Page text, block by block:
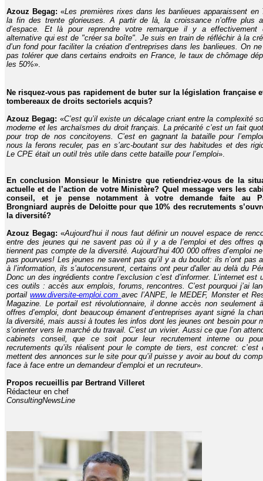
Azouz Begag:«Les premières rixes dans les banlieues apparaissent en
la fin des trente glorieuses. A partir de là, la croissance n’offre plus
d’espace. Et là pour reprendre votre remarque il y a effectivement
alternative qui est de "créer sa boîte". Je suis en train de réfléchir à la
d’un fond pour faciliter la création d’entreprises dans les banlieues. On
pas tolérer que dans certains endroits en France, le taux de chômage
les 50%».
Ne risquez-vous pas rapidement de buter sur la législation française
tombereaux de droits sectoriels acquis?
Azouz Begag: «C’est qu’il existe un décalage criant entre la complexité
moderne et les archaïsmes du droit français. La précarité c’est un fait
pour trop de nos concitoyens. C’est en gagnant la bataille pour
nous la ferons reculer, pas en s’arc-boutant sur des habitudes et des
Le CPE était un outil très utile dans cette bataille pour l’emploi».
En conclusion Monsieur le Ministre que retiendriez-vous de la
actuelle et de l’action de votre Ministère? Quel message vers les
conseil, et je pense notamment à votre demande faite au
Brongniard auprès de Deloitte pour que 10% des recrutements
la diversité?
Azouz Begag: «Aujourd’hui il nous faut définir un nouvel espace de
entre des jeunes qui ne savent pas où il y a de l’emploi et des offres
tiennent pas compte de la diversité. Aujourd’hui 400 000 offres d’emploi
pas pourvues! Les jeunes ne savent pas qu’il y a du boulot: ils n’ont pas
à l’information, ils s’autocensurent, certains ont peur d'aller au delà du
Donc un des ingrédients contre l’exclusion c’est d’informer. L’internet est
ces outils : accès aux emplois, forums, rencontres. C’est pourquoi j’ai
portailwww.diversite-emploi.com avec l’ANPE, le MEDEF, Monster et
Magazine. Le portail est révolutionnaire, il donne accès non seulement
offres d’emploi, dont beaucoup émanent d’entreprises ayant signé la
la diversité, mais aussi à toutes les infos dont les jeunes ont besoin pour
s’orienter vers le marché du travail. C’est un vivier. Aussi ce que l’on
cabinets conseil, que ce soit pour leur recrutement interne ou
recrutements qu’ils réalisent pour le compte de tiers, est concret: c’est
mettent des annonces sur le site pour qu’il puisse y avoir au bout du
face à face entre un demandeur d’emploi et un recruteur».
Propos recueillis par Bertrand Villeret
Rédacteur en chef
ConsultingNewsLine